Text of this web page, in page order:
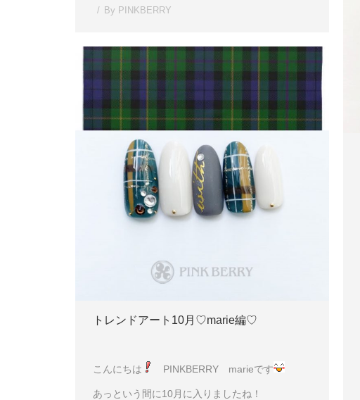
By PINKBERRY
トレンドアート10月♡marie編♡
こんにちは PINKBERRY marieです
あっという間に10月に入りましたね！